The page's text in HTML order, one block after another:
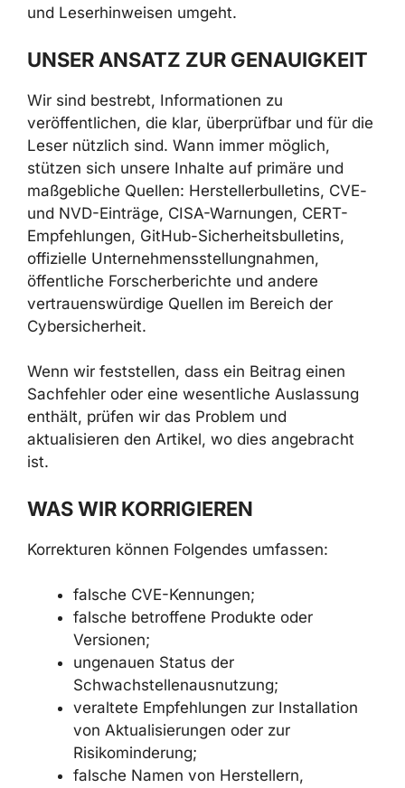
und Leserhinweisen umgeht.
UNSER ANSATZ ZUR GENAUIGKEIT
Wir sind bestrebt, Informationen zu
veröffentlichen, die klar, überprüfbar und für die
Leser nützlich sind. Wann immer möglich,
stützen sich unsere Inhalte auf primäre und
maßgebliche Quellen: Herstellerbulletins, CVE-
und NVD-Einträge, CISA-Warnungen, CERT-
Empfehlungen, GitHub-Sicherheitsbulletins,
offizielle Unternehmensstellungnahmen,
öffentliche Forscherberichte und andere
vertrauenswürdige Quellen im Bereich der
Cybersicherheit.
Wenn wir feststellen, dass ein Beitrag einen
Sachfehler oder eine wesentliche Auslassung
enthält, prüfen wir das Problem und
aktualisieren den Artikel, wo dies angebracht
ist.
WAS WIR KORRIGIEREN
Korrekturen können Folgendes umfassen:
falsche CVE-Kennungen;
falsche betroffene Produkte oder
Versionen;
ungenauen Status der
Schwachstellenausnutzung;
veraltete Empfehlungen zur Installation
von Aktualisierungen oder zur
Risikominderung;
falsche Namen von Herstellern,